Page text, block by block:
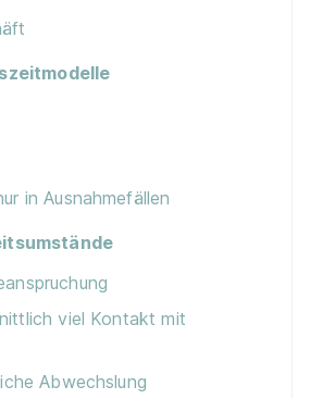
in Ausnahmefällen
viel Kontakt mit
Abwechslung